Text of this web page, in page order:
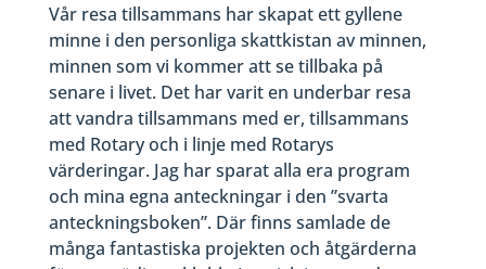
Vår resa tillsammans har skapat ett gyllene
minne i den personliga skattkistan av minnen,
minnen som vi kommer att se tillbaka på
senare i livet. Det har varit en underbar resa
att vandra tillsammans med er, tillsammans
med Rotary och i linje med Rotarys
värderingar. Jag har sparat alla era program
och mina egna anteckningar i den ”svarta
anteckningsboken”. Där finns samlade de
många fantastiska projekten och åtgärderna